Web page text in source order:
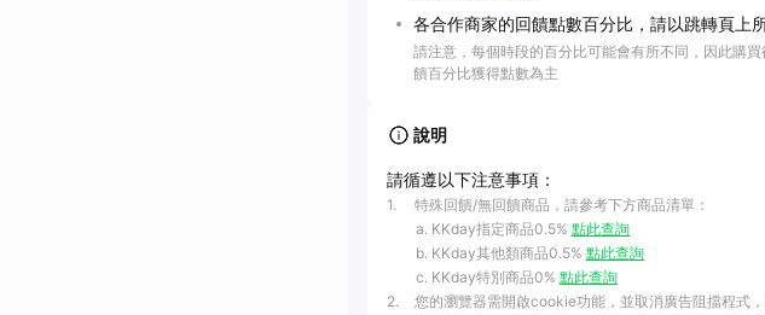
各合作商家的回饋點數百分比，請以跳轉頁上
請注意，每個時段的百分比可能會有所不同，因此購
饋百分比獲得點數為主
說明
請循遵以下注意事項：
1.
特殊回饋/無回饋商品，請參考下方商品清單：
KKday指定商品0.5% 點此查詢
KKday其他類商品0.5% 點此查詢
KKday特別商品0% 點此查詢
2.
您的瀏覽器需開啟cookie功能，並取消廣告阻擋程式